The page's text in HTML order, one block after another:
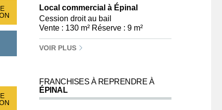
Local commercial à Épinal
Cession droit au bail
Vente : 130 m² Réserve : 9 m²
VOIR PLUS
FRANCHISES À REPRENDRE À
ÉPINAL